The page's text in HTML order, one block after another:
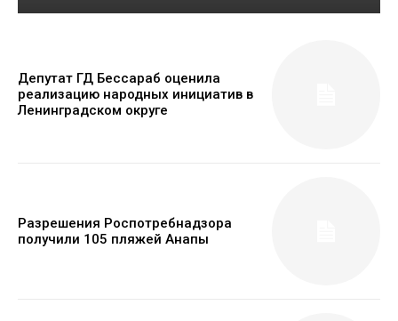
Депутат ГД Бессараб оценила
реализацию народных инициатив в
Ленинградском округе
Разрешения Роспотребнадзора
получили 105 пляжей Анапы